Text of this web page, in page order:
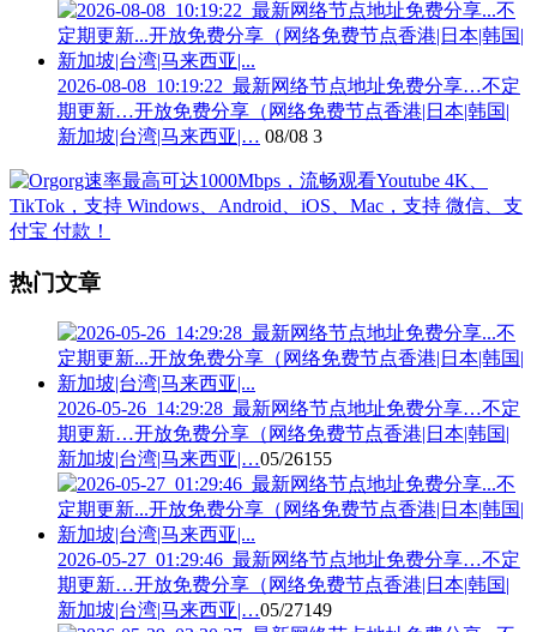
2026-08-08_10:19:22_最新网络节点地址免费分享…不定
期更新…开放免费分享（网络免费节点香港|日本|韩国|
新加坡|台湾|马来西亚|… 08/08 3
热门文章
2026-05-26_14:29:28_最新网络节点地址免费分享…不定
期更新…开放免费分享（网络免费节点香港|日本|韩国|
新加坡|台湾|马来西亚|…05/26155
2026-05-27_01:29:46_最新网络节点地址免费分享…不定
期更新…开放免费分享（网络免费节点香港|日本|韩国|
新加坡|台湾|马来西亚|…05/27149